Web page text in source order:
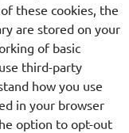
these cookies, the
are stored on your
of basic
third-party
how you use
in your browser
option to opt-out